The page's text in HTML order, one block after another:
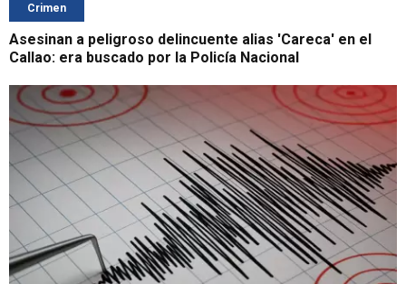
Crimen
Asesinan a peligroso delincuente alias 'Careca' en el
Callao: era buscado por la Policía Nacional